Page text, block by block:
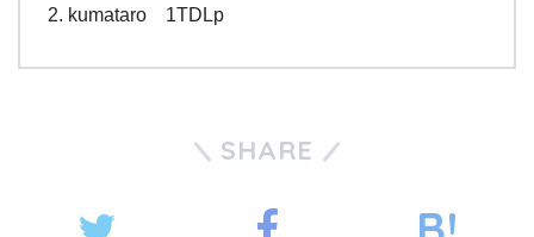
kumataro 1TDLp
SHARE